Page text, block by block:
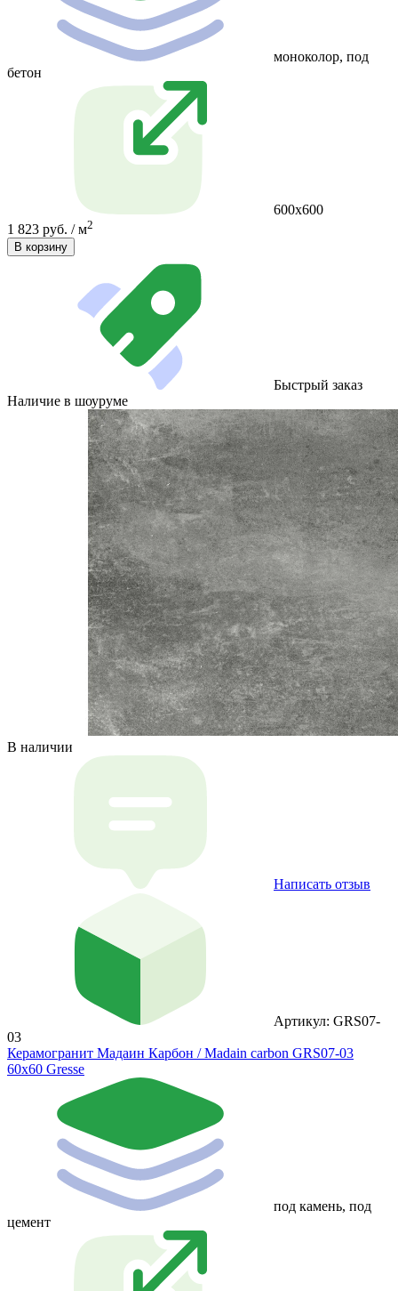
моноколор, под
бетон
600х600
1 823 руб. / м2
В корзину
Быстрый заказ
Наличие в шоуруме
В наличии
Написать отзыв
Артикул: GRS07-
03
Керамогранит Мадаин Карбон / Madain carbon GRS07-03
60х60 Gresse
под камень, под
цемент